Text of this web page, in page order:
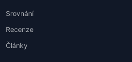
Srovnání
Recenze
Články